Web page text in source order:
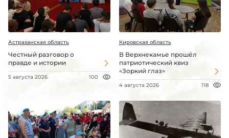
Астраханская область
Честный разговор о
правде и истории
5 августа 2026 100
Кировская область
В Верхнекамье прошёл
патриотический квиз
«Зоркий глаз»
4 августа 2026 118